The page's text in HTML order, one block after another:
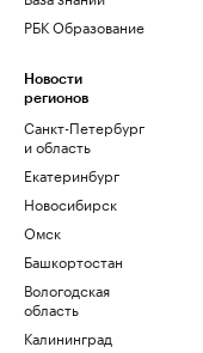
РБК Образование
Новости
регионов
Санкт-Петербург
и область
Екатеринбург
Новосибирск
Омск
Башкортостан
Вологодская
область
Калининград